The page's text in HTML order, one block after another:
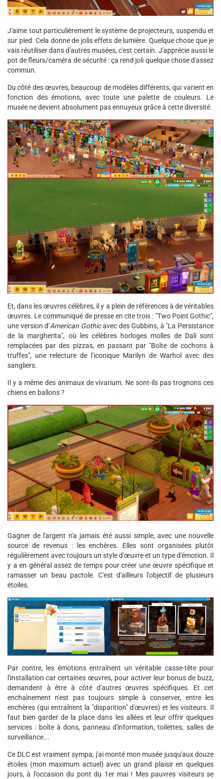
J'aime tout particulièrement le système de projecteurs, suspendu et
sur pied. Cela donne de jolis effets de lumière. Quelque chose que je
vais réutiliser dans d'autres musées, c'est certain. J'apprécie aussi le
pot de fleurs/caméra de sécurité : ça rend joli quelque chose d'assez
commun.
Du côté des œuvres, beaucoup de modèles différents, qui varient en
fonction des émotions, avec toute une palette de couleurs. Le
musée ne devient absolument pas ennuyeux grâce à cette diversité.
Et, dans les œuvres célèbres, il y a plein de références à de véritables
œuvres. Le communiqué de presse en cite trois : "Two Point Gothic",
une version d’American Gothicavec des Gubbins, à "La Persistance
de la margherita", où les célèbres horloges molles de Dalí sont
remplacées par des pizzas, en passant par "Boîte de cochons à
truffes", une relecture de l’iconique Marilyn de Warhol avec des
sangliers.
Il y a même des animaux de vivarium. Ne sont-ils pas trognons ces
chiens en ballons ?
Gagner de l'argent n'a jamais été aussi simple, avec une nouvelle
source de revenus : les enchères. Elles sont organisées plutôt
régulièrement avec toujours un style d'œuvre et un type d'émotion. Il
y a en général assez de temps pour créer une œuvre spécifique et
ramasser un beau pactole. C'est d'ailleurs l'objectif de plusieurs
étoiles.
Par contre, les émotions entraînent un véritable casse-tête pour
l'installation car certaines œuvres, pour activer leur bonus de buzz,
demandent à être à côté d'autres œuvres spécifiques. Et cet
enchaînement n'est pas toujours simple à conserver, entre les
enchères (qui entraînent la "disparition" d'œuvres) et les visiteurs. Il
faut bien garder de la place dans les allées et leur offrir quelques
services : boîte à dons, panneau d'information, toilettes, salles de
surveillance...
Ce DLC est vraiment sympa, j'ai monté mon musée jusqu'aux douze
étoiles (mon maximum actuel) avec un grand plaisir en quelques
jours, à l'occasion du pont du 1er mai ! Mes pauvres visiteurs se